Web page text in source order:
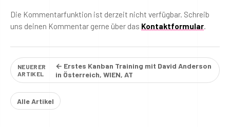
Die Kommentarfunktion ist derzeit nicht verfügbar. Schreib
uns deinen Kommentar gerne über das Kontaktformular.
NEUERER
ARTIKEL
← Erstes Kanban Training mit David Anderson
in Österreich, WIEN, AT
Alle Artikel